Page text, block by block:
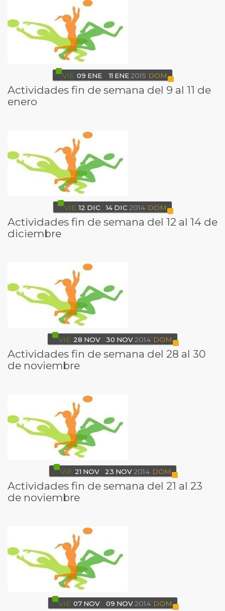
VIE 09 ENE 11 ENE2015 DOM
Actividades fin de semana del 9 al 11 de
enero
VIE 12 DIC 14 DIC 2014 DOM
Actividades fin de semana del 12 al 14 de
diciembre
VIE 28 NOV 30 NOV2014 DOM
Actividades fin de semana del 28 al 30
de noviembre
VIE 21 NOV 23 NOV 2014 DOM
Actividades fin de semana del 21 al 23
de noviembre
VIE 07 NOV 09 NOV 2014 DOM